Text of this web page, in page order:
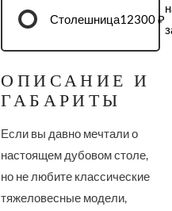
Столешница12300 ₽
ОПИСАНИЕ И
ГАБАРИТЫ
Если вы давно мечтали о
настоящем дубовом столе,
но не любите классические
тяжеловесные модели,